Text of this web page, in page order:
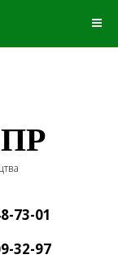
73-01
32-97